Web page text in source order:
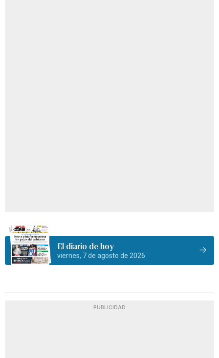
El diario de hoy
viernes, 7 de agosto de 2026
PUBLICIDAD